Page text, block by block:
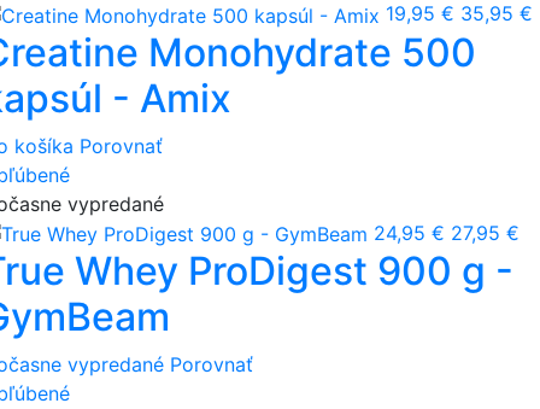
19,95 € 35,95 €
Monohydrate 500
- Amix
košíka Porovnať
vypredané
24,95 € 27,95 €
Whey ProDigest 900 g -
vypredané Porovnať